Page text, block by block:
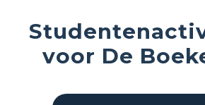
voor De